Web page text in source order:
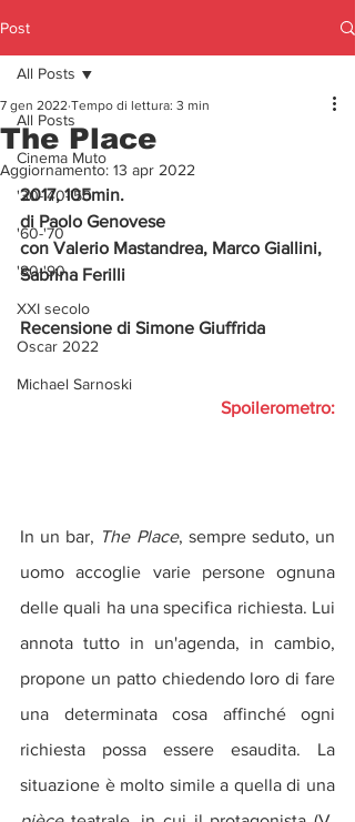
Post
All Posts
Cinema Muto
'30-'40-'50
'60-'70
'80-'90
XXI secolo
Oscar 2022
Michael Sarnoski
All Posts
The Place
7 gen 2022 Tempo di lettura: 3 min
Aggiornamento: 13 apr 2022
2017, 105min.
di Paolo Genovese
con Valerio Mastandrea, Marco Giallini,
Sabrina Ferilli
Recensione di Simone Giuffrida
Spoilerometro:
In un bar, The Place, sempre seduto, un
uomo accoglie varie persone ognuna
delle quali ha una specifica richiesta. Lui
annota tutto in un'agenda, in cambio,
propone un patto chiedendo loro di fare
una determinata cosa affinché ogni
richiesta possa essere esaudita. La